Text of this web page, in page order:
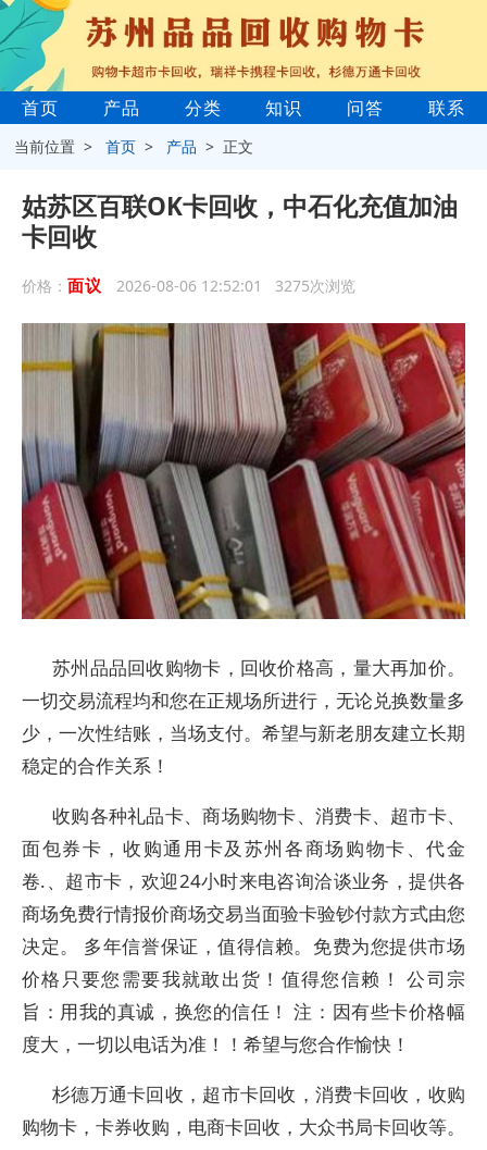
首页 产品 分类 知识 问答 联系
当前位置 >首页 > 产品 > 正文
姑苏区百联OK卡回收，中石化充值加油
卡回收
价格： 面议 2026-08-06 12:52:01 3275次浏览
苏州品品回收购物卡，回收价格高，量大再加价。
一切交易流程均和您在正规场所进行，无论兑换数量多
少，一次性结账，当场支付。希望与新老朋友建立长期
稳定的合作关系！
收购各种礼品卡、商场购物卡、消费卡、超市卡、
面包券卡，收购通用卡及苏州各商场购物卡、代金
卷.、超市卡，欢迎24小时来电咨询洽谈业务，提供各
商场免费行情报价商场交易当面验卡验钞付款方式由您
决定。 多年信誉保证，值得信赖。免费为您提供市场
价格只要您需要我就敢出货！值得您信赖！ 公司宗
旨：用我的真诚，换您的信任！ 注：因有些卡价格幅
度大，一切以电话为准！！希望与您合作愉快！
杉德万通卡回收，超市卡回收，消费卡回收，收购
购物卡，卡券收购，电商卡回收，大众书局卡回收等。